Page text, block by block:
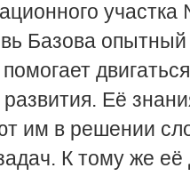
Базова опытный
Её
им в решении
К тому же её